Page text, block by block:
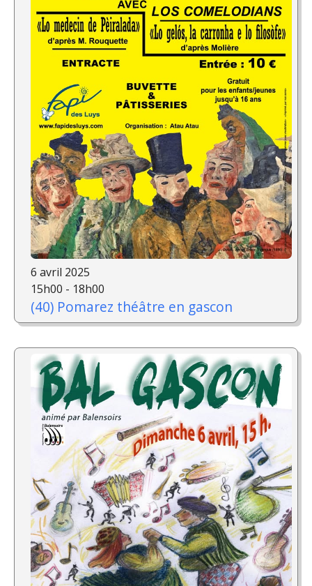
6 avril 2025
15h00 - 18h00
(40) Pomarez théâtre en gascon